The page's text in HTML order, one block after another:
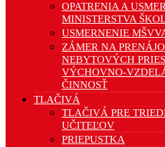
OPATRENIA A
MINISTERSTVA
USMERNENIE
ZÁMER NA
NEBYTOVÝCH
VÝCHOVNO-
ČINNOSŤ
TLAČIVÁ
TLAČIVÁ PRE
UČITEĽOV
PRIEPUSTKA